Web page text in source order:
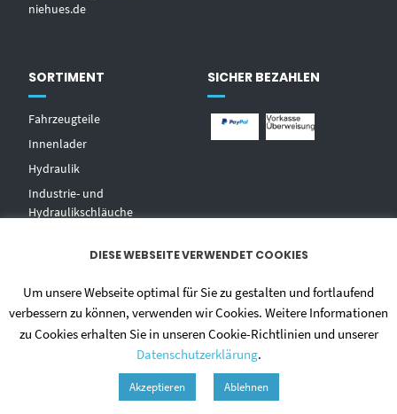
niehues.de
SORTIMENT
Fahrzeugteile
Innenlader
Hydraulik
Industrie- und
Hydraulikschläuche
Zentralschmierungen
Hochdruckwaschgeräte und
SICHER BEZAHLEN
DIESE WEBSEITE VERWENDET COOKIES
Um unsere Webseite optimal für Sie zu gestalten und fortlaufend
verbessern zu können, verwenden wir Cookies. Weitere Informationen
zu Cookies erhalten Sie in unseren Cookie-Richtlinien und unserer
Datenschutzerklärung.
Akzeptieren Ablehnen